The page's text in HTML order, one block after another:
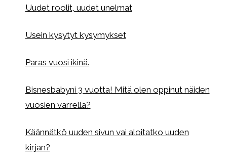
Uudet roolit, uudet unelmat
Usein kysytyt kysymykset
Paras vuosi ikinä.
Bisnesbabyni 3 vuotta! Mitä olen oppinut näiden
vuosien varrella?
Käännätkö uuden sivun vai aloitatko uuden
kirjan?